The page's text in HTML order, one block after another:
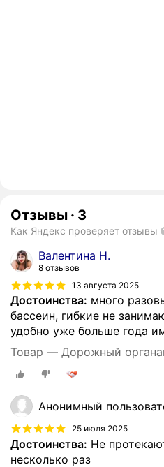
Отзывы · 3
Как Яндекс проверяет отзывы
Валентина Н.
8 отзывов
13 августа 2025
Достоинства: много
бассеин, гибкие не
удобно уже больше года
Товар — Дорожный
Анонимный
25 июля 2025
Достоинства: Не
несколько раз